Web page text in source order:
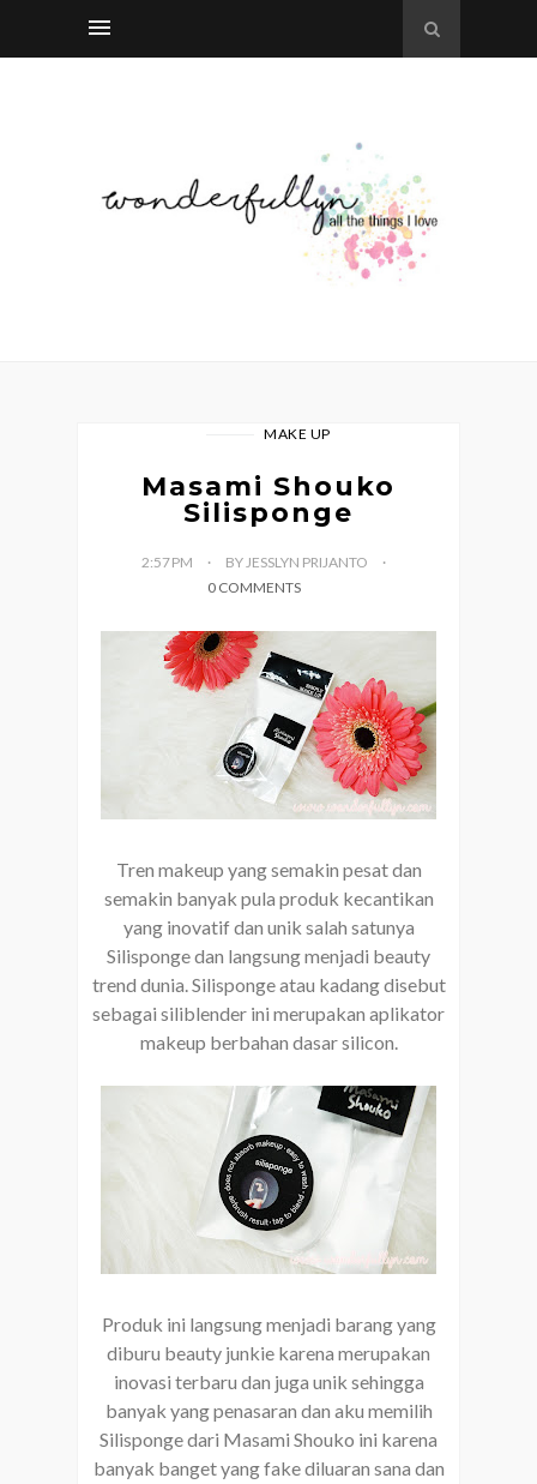
MAKE UP
Masami Shouko
Silisponge
2:57 PM
BY JESSLYN PRIJANTO
0 COMMENTS
Tren makeup yang semakin pesat dan
semakin banyak pula produk kecantikan
yang inovatif dan unik salah satunya
Silisponge dan langsung menjadi beauty
trend dunia. Silisponge atau kadang disebut
sebagai siliblender ini merupakan aplikator
makeup berbahan dasar silicon.
Produk ini langsung menjadi barang yang
diburu beauty junkie karena merupakan
inovasi terbaru dan juga unik sehingga
banyak yang penasaran dan aku memilih
Silisponge dari Masami Shouko ini karena
banyak banget yang fake diluaran sana dan